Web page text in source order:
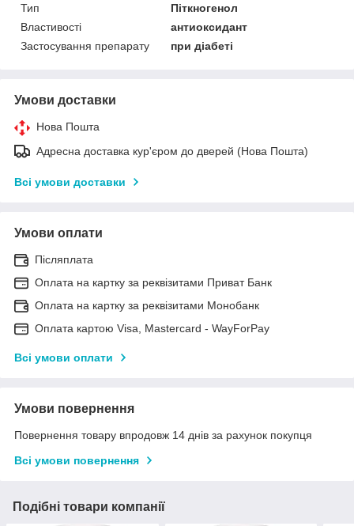
Тип
Піткногенол
Властивості
антиоксидант
Застосування препарату
при діабеті
Умови доставки
Нова Пошта
Адресна доставка кур'єром до дверей (Нова Пошта)
Всі умови доставки
Умови оплати
Післяплата
Оплата на картку за реквізитами Приват Банк
Оплата на картку за реквізитами Монобанк
Оплата картою Visa, Mastercard - WayForPay
Всі умови оплати
Умови повернення
Повернення товару впродовж 14 днів за рахунок покупця
Всі умови повернення
Подібні товари компанії